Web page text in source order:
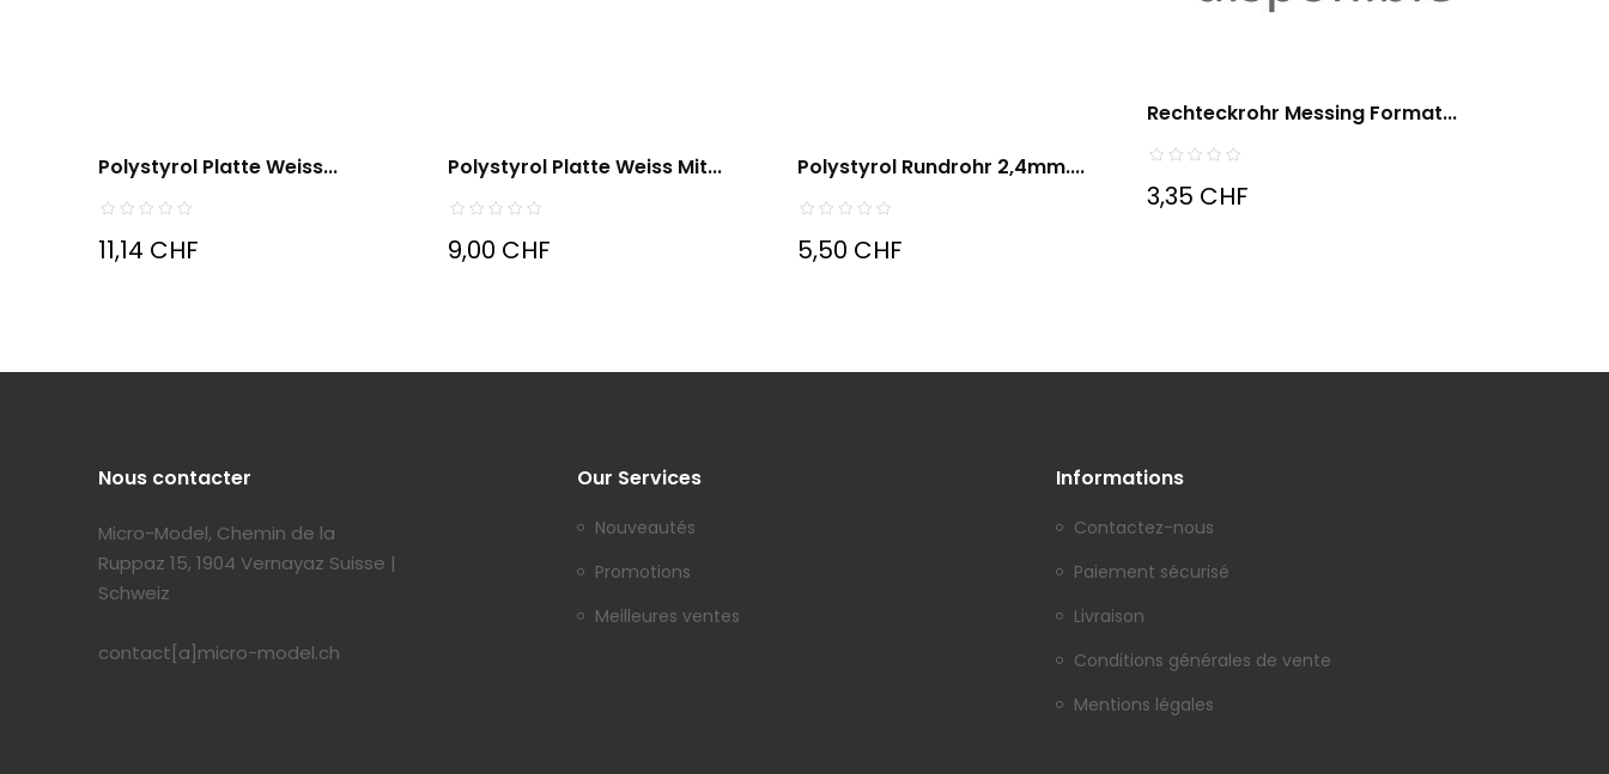
Polystyrol Platte Weiss...
11,14 CHF
Polystyrol Platte Weiss Mit...
9,00 CHF
Polystyrol Rundrohr 2,4mm....
5,50 CHF
Rechteckrohr Messing Format...
3,35 CHF
Nous contacter
Micro-Model, Chemin de la
Ruppaz 15, 1904 Vernayaz Suisse |
Schweiz
contact[a]micro-model.ch
Our Services
Nouveautés
Promotions
Meilleures ventes
Informations
Contactez-nous
Paiement sécurisé
Livraison
Conditions générales de vente
Mentions légales